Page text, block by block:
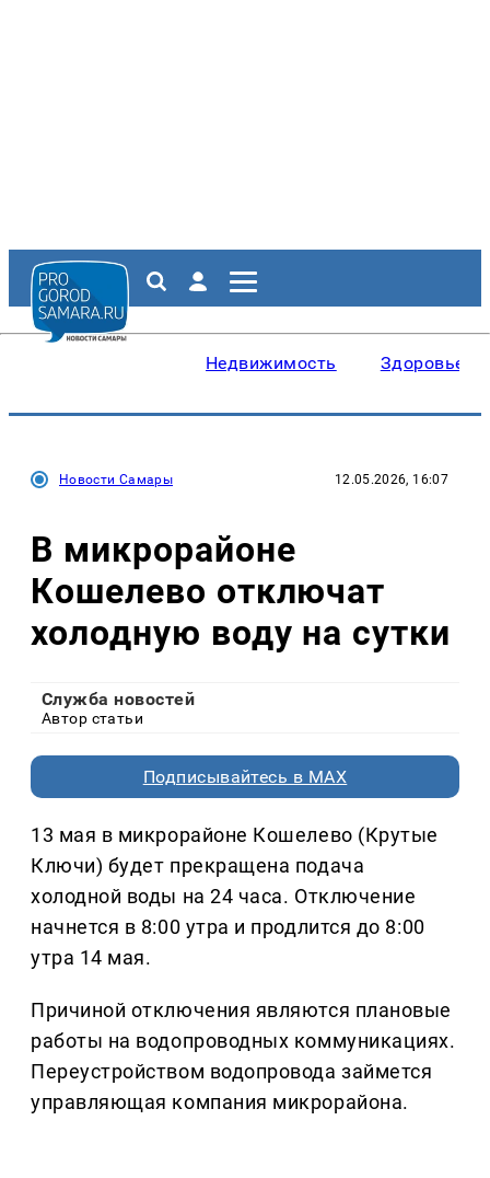
Недвижимость Здоровье
Новости Самары 12.05.2026, 16:07
В микрорайоне
Кошелево отключат
холодную воду на сутки
Служба новостей
Автор статьи
Подписывайтесь в MAX
13 мая в микрорайоне Кошелево (Крутые
Ключи) будет прекращена подача
холодной воды на 24 часа. Отключение
начнется в 8:00 утра и продлится до 8:00
утра 14 мая.
Причиной отключения являются плановые
работы на водопроводных коммуникациях.
Переустройством водопровода займется
управляющая компания микрорайона.